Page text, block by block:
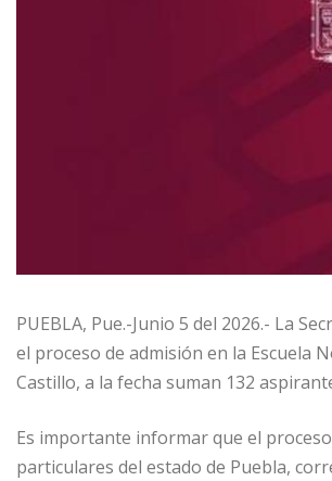
PUEBLA, Pue.-Junio 5 del 2026.- La
el proceso de admisión en la Escuela
Castillo, a la fecha suman 132
Es importante informar que el
particulares del estado de Puebla,